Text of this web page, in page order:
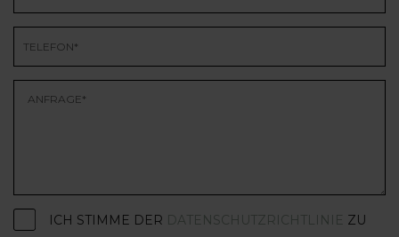
ICH STIMME DER DATENSCHUTZRICHTLINIE ZU